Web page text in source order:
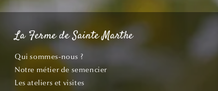
La Ferme de Sainte Marthe
Qui sommes-nous ?
Notre métier de semencier
Les ateliers et visites